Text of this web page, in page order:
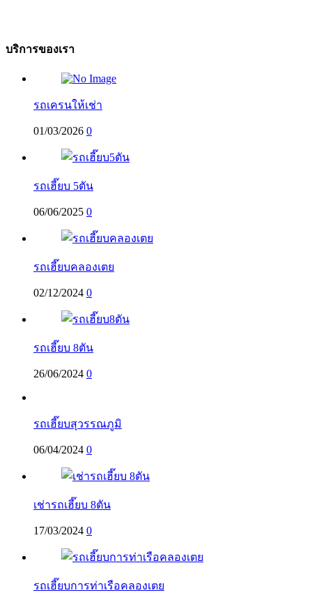
บริการของเรา
รถเครนให้เช่า
01/03/2026 0
รถเฮี๊ยบ 5ตัน
06/06/2025 0
รถเฮี๊ยบคลองเตย
02/12/2024 0
รถเฮี๊ยบ 8ตัน
26/06/2024 0
รถเฮี๊ยบสุวรรณภูมิ
06/04/2024 0
เช่ารถเฮี๊ยบ 8ตัน
17/03/2024 0
รถเฮี๊ยบการท่าเรือคลองเตย